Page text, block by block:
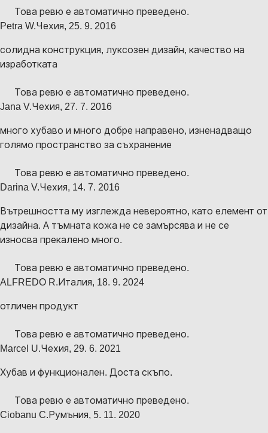
Това ревю е автоматично преведено.
Petra W.Чехия, 25. 9. 2016
солидна конструкция, луксозен дизайн, качество на
изработката
Това ревю е автоматично преведено.
Jana V.Чехия, 27. 7. 2016
много хубаво и много добре направено, изненадващо
голямо пространство за съхранение
Това ревю е автоматично преведено.
Darina V.Чехия, 14. 7. 2016
Вътрешността му изглежда невероятно, като елемент от
дизайна. А тъмната кожа не се замърсява и не се
износва прекалено много.
Това ревю е автоматично преведено.
ALFREDO R. Италия, 18. 9. 2024
отличен продукт
Това ревю е автоматично преведено.
Marcel U.Чехия, 29. 6. 2021
Хубав и функционален. Доста скъпо.
Това ревю е автоматично преведено.
Ciobanu C. Румъния, 5. 11. 2020